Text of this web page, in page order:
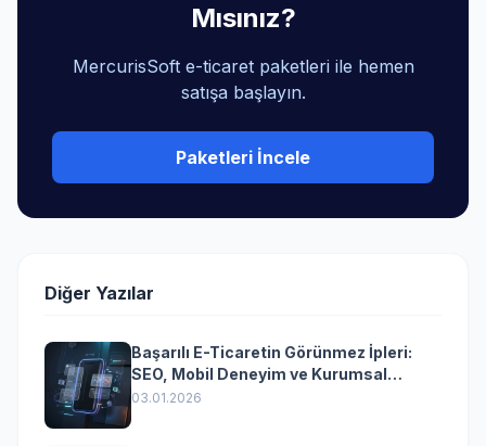
Mısınız?
MercurisSoft e-ticaret paketleri ile hemen
satışa başlayın.
Paketleri İncele
Diğer Yazılar
Başarılı E-Ticaretin Görünmez İpleri:
SEO, Mobil Deneyim ve Kurumsal
Yazılımın Kazandıran Senkronizasyonu
03.01.2026